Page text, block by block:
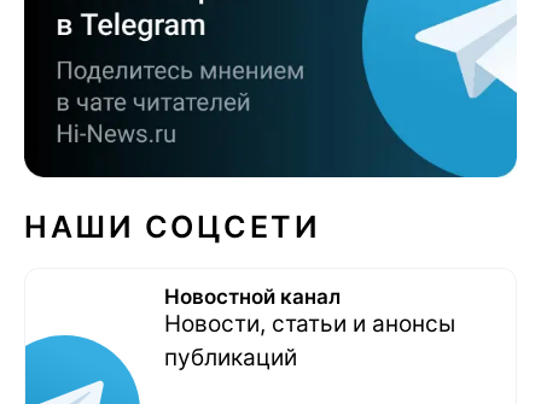
НАШИ СОЦСЕТИ
Новостной канал
Новости, статьи и анонсы
публикаций